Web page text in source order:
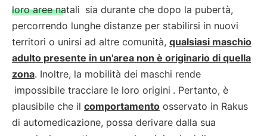
loro aree natali sia durante che dopo la pubertà,
percorrendo lunghe distanze per stabilirsi in nuovi
territori o unirsi ad altre comunità, qualsiasi maschio
adulto presente in un'area non è originario di quella
zona. Inoltre, la mobilità dei maschi rende
impossibile tracciare le loro origini . Pertanto, è
plausibile che il comportamento osservato in Rakus
di automedicazione, possa derivare dalla sua